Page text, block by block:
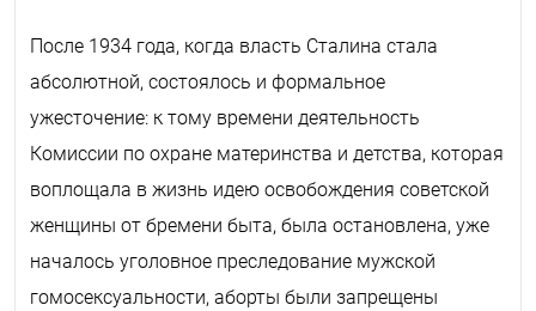
После 1934 года, когда власть Сталина стала
абсолютной, состоялось и формальное
ужесточение: к тому времени деятельность
Комиссии по охране материнства и детства, которая
воплощала в жизнь идею освобождения советской
женщины от бремени быта, была остановлена, уже
началось уголовное преследование мужской
гомосексуальности, аборты были запрещены